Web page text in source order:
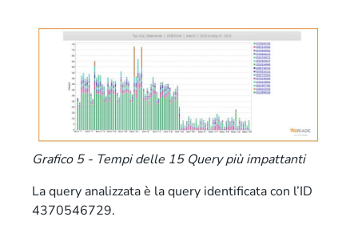
Grafico 5 - Tempi delle 15 Query più impattanti
La query analizzata è la query identificata con l’ID
4370546729.